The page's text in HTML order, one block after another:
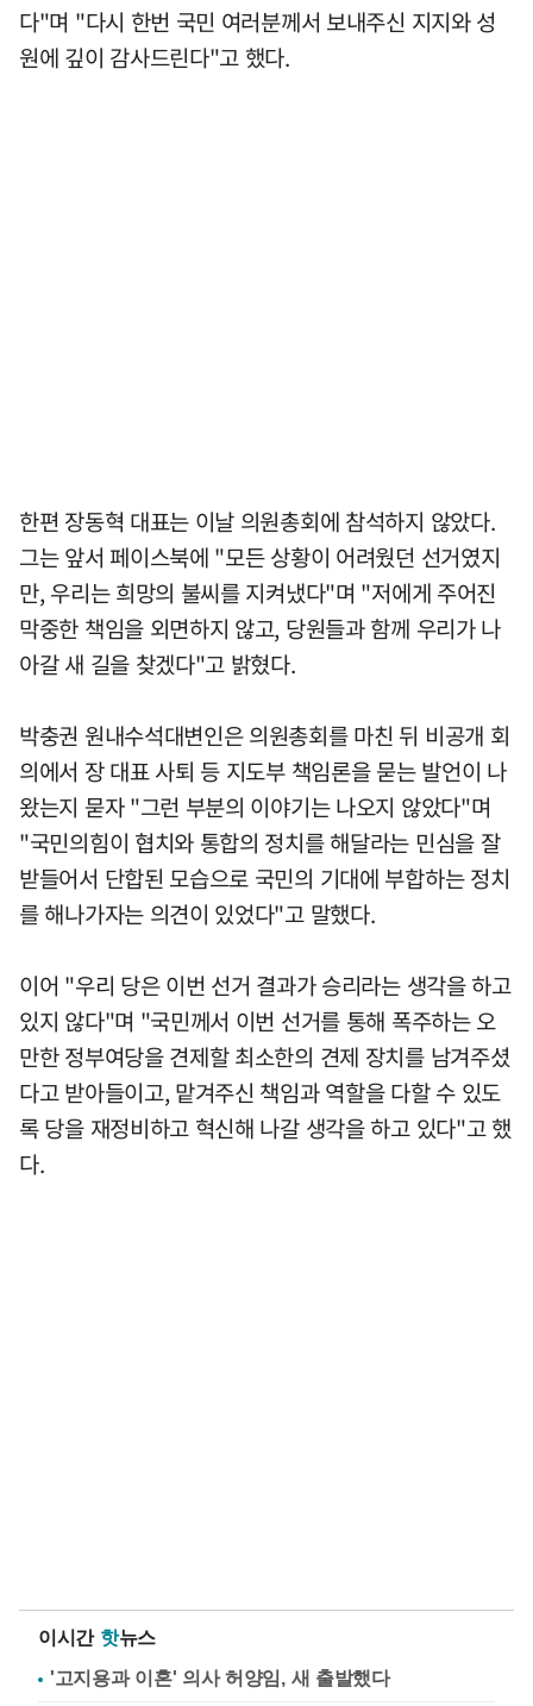
다"며 "다시 한번 국민 여러분께서 보내주신 지지와 성
원에 깊이 감사드린다"고 했다.
한편 장동혁 대표는 이날 의원총회에 참석하지 않았다.
그는 앞서 페이스북에 "모든 상황이 어려웠던 선거였지
만, 우리는 희망의 불씨를 지켜냈다"며 "저에게 주어진
막중한 책임을 외면하지 않고, 당원들과 함께 우리가 나
아갈 새 길을 찾겠다"고 밝혔다.
박충권 원내수석대변인은 의원총회를 마친 뒤 비공개 회
의에서 장 대표 사퇴 등 지도부 책임론을 묻는 발언이 나
왔는지 묻자 "그런 부분의 이야기는 나오지 않았다"며
"국민의힘이 협치와 통합의 정치를 해달라는 민심을 잘
받들어서 단합된 모습으로 국민의 기대에 부합하는 정치
를 해나가자는 의견이 있었다"고 말했다.
이어 "우리 당은 이번 선거 결과가 승리라는 생각을 하고
있지 않다"며 "국민께서 이번 선거를 통해 폭주하는 오
만한 정부여당을 견제할 최소한의 견제 장치를 남겨주셨
다고 받아들이고, 맡겨주신 책임과 역할을 다할 수 있도
록 당을 재정비하고 혁신해 나갈 생각을 하고 있다"고 했
다.
이시간 핫뉴스
'고지용과 이혼' 의사 허양임, 새 출발했다